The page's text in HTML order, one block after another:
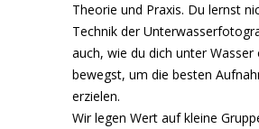
Theorie und Praxis. Du lernst
Technik der
auch, wie du dich unter Wasser
bewegst, um die besten
erzielen.
Wir legen Wert auf kleine